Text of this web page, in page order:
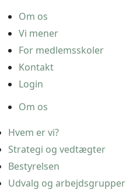
Om os
Vi mener
For medlemsskoler
Kontakt
Login
Om os
Hvem er vi?
Strategi og vedtægter
Bestyrelsen
Udvalg og arbejdsgrupper